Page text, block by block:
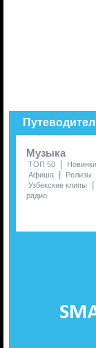
Музыка
ТОП 50 | Новинки
Афиша | Релизы
Узбекские клипы |
радио